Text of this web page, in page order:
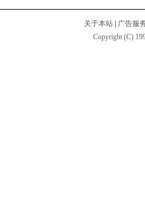
关于本站
广告服
Copyright (C)